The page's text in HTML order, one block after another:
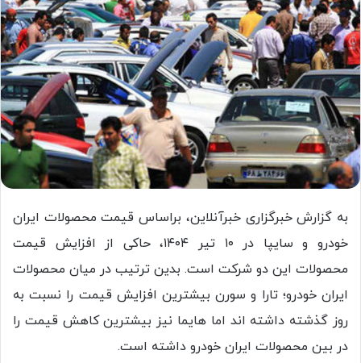
به گزارش خبرگزاری خبرآنلاین، براساس قیمت محصولات ایران
خودرو و سایپا در ۱۰ تیر ۱۴۰۴، حاکی از افزایش قیمت
محصولات این دو شرکت است. بدین ترتیب در میان محصولات
ایران خودرو؛ تارا و سورن بیشترین افزایش قیمت را نسبت به
روز گذشته داشته اند اما هایما نیز بیشترین کاهش قیمت را
در بین محصولات ایران خودرو داشته است.